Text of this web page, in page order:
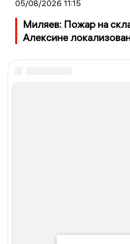
05/08/2026 11:15
Миляев: Пожар на
Алексине